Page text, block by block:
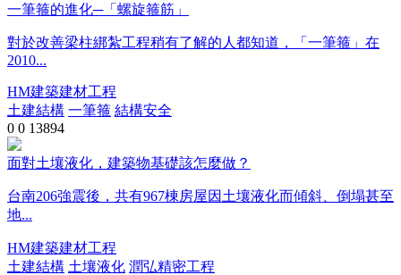
一筆箍的進化─「螺旋箍筋」
對於改善梁柱綁紮工程稍有了解的人都知道，「一筆箍」在
2010...
HM建築建材工程
土建結構 一筆箍 結構安全
0 0 13894
面對土壤液化，建築物基礎該怎麼做？
台南206強震後，共有967棟房屋因土壤液化而傾斜、倒塌甚至
地...
HM建築建材工程
土建結構 土壤液化 潤弘精密工程